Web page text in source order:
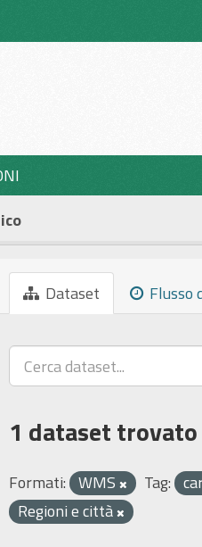
Dataset Flusso
1 dataset trovato
Formati: WMS Tag:
Regioni e città